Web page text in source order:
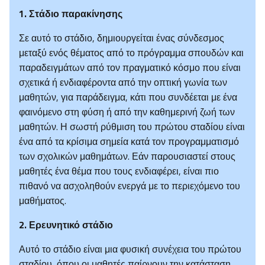
1.Στάδιο παρακίνησης
Σε αυτό το στάδιο, δημιουργείται ένας σύνδεσμος
μεταξύ ενός θέματος από το πρόγραμμα σπουδών και
παραδειγμάτων από τον πραγματικό κόσμο που είναι
σχετικά ή ενδιαφέροντα από την οπτική γωνία των
μαθητών, για παράδειγμα, κάτι που συνδέεται με ένα
φαινόμενο στη φύση ή από την καθημερινή ζωή των
μαθητών. Η σωστή ρύθμιση του πρώτου σταδίου είναι
ένα από τα κρίσιμα σημεία κατά τον προγραμματισμό
των σχολικών μαθημάτων. Εάν παρουσιαστεί στους
μαθητές ένα θέμα που τους ενδιαφέρει, είναι πιο
πιθανό να ασχοληθούν ενεργά με το περιεχόμενο του
μαθήματος.
2. Ερευνητικό στάδιο
Αυτό το στάδιο είναι μια φυσική συνέχεια του πρώτου